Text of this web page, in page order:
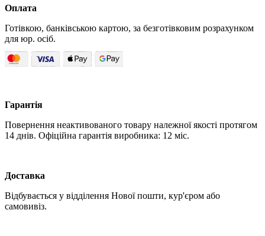
Оплата
Готівкою, банківською картою, за безготівковим розрахунком
для юр. осіб.
Гарантія
Повернення неактивованого товару належної якості протягом
14 днів. Офіційна гарантія виробника: 12 міс.
Доставка
Відбувається у відділення Нової пошти, кур'єром або
самовивіз.